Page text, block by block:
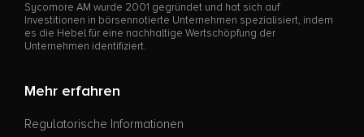
Sycomore AM wurde 2001 gegründet und hat sich auf
Investitionen in börsennotierte Unternehmen spezialisiert, indem
es die Hebel für eine nachhaltige Wertschöpfung der
Unternehmen identifiziert.
Mehr erfahren
Regulatorische Informationen